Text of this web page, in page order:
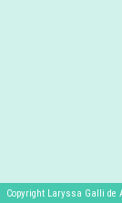
Copyright Laryssa Galli de